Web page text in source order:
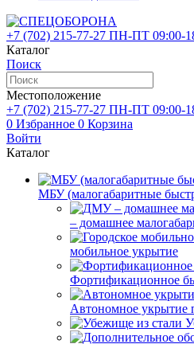
+7 (702) 215-77-27 ПН-ПТ 09:00-
Каталог
Поиск
Местоположение
+7 (702) 215-77-27 ПН-ПТ 09:00-
0 Избранное 0 Корзина
Войти
Каталог
МБУ (малогабаритные
– домашнее
мобильное укрытие
Фортификационное
Автономное укрытие